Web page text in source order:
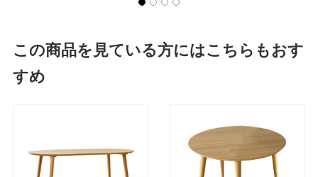
この商品を見ている方にはこちらもおす
すめ